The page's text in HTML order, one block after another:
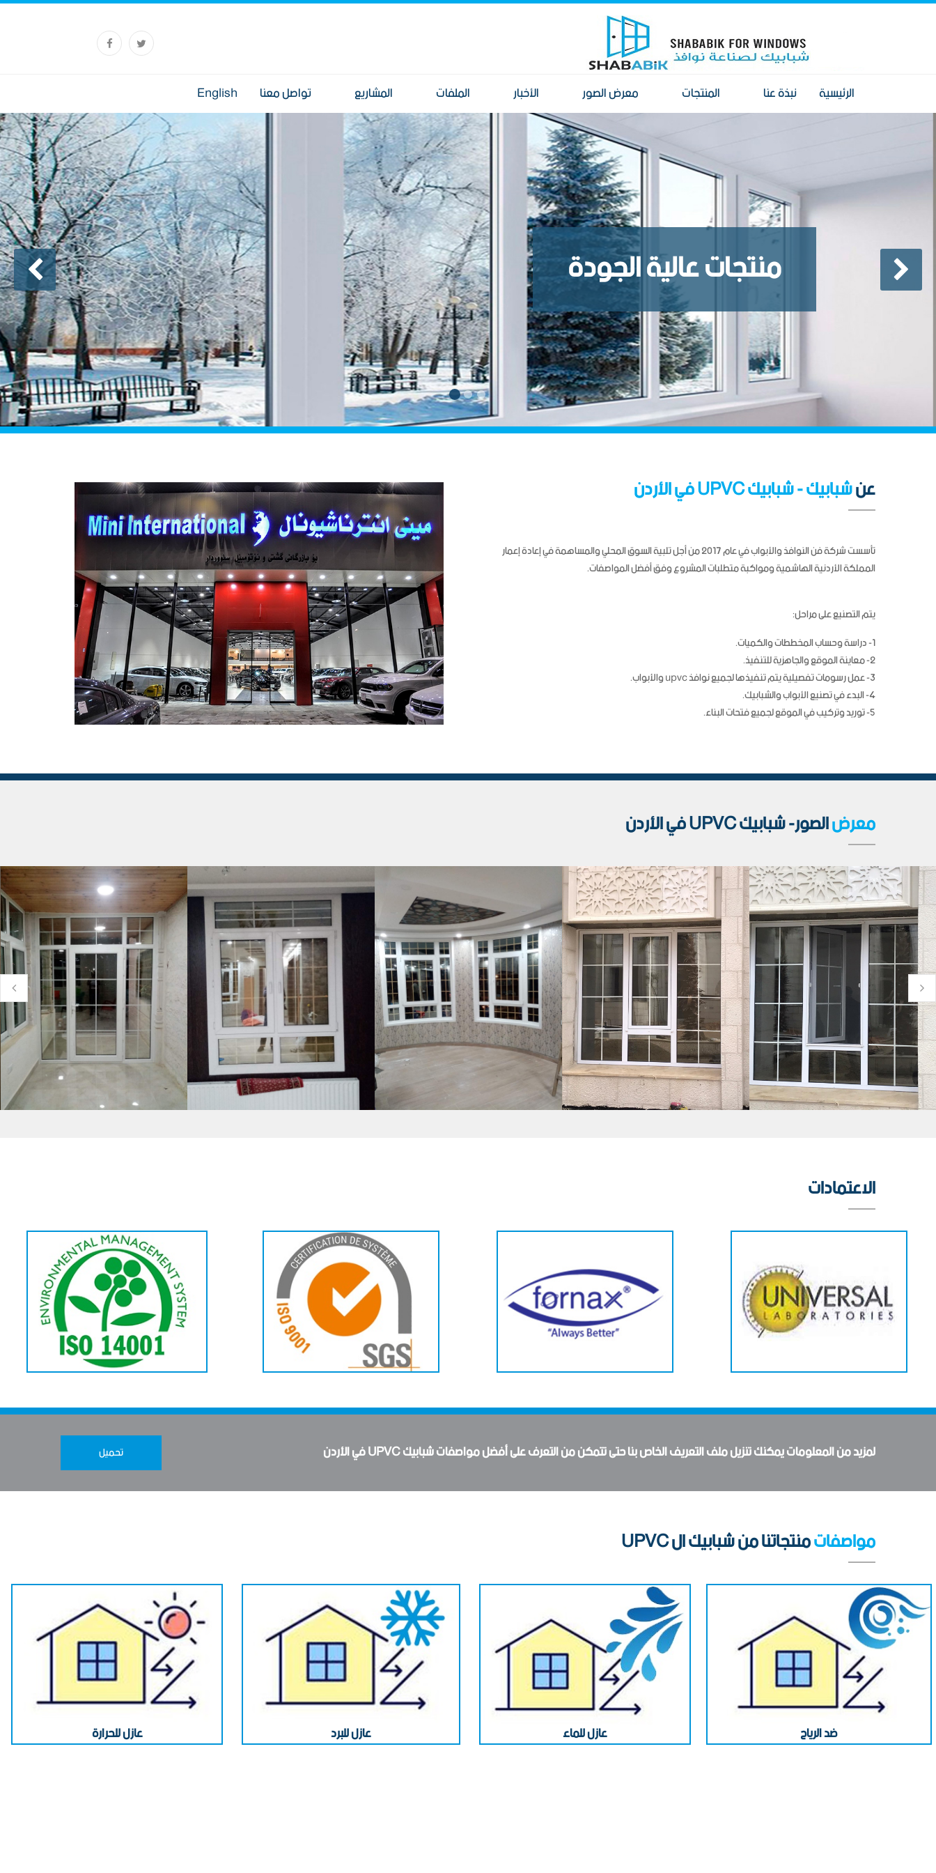
الرئيسية نبذة عنا المنتجات معرض الصور الأخبار الملفات المشاريع تواصل معنا English
منتجات عالية الجودة
عنشبابيك - شبابيك UPVC في الأردن
تأسست شركة فن النوافذ والأبواب في عام 2017 من أجل تلبية السوق المحلي والمساهمة في إعادة إعمار
المملكة الأردنية الهاشمية ومواكبة متطلبات المشروع وفق أفضل المواصفات.
يتم التصنيع على مراحل:
1- دراسة وحساب المخططات والكميات.
2- معاينة الموقع والجاهزية للتنفيذ.
3- عمل رسومات تفصيلية يتم تنفيذها لجميع نوافذ upvc والأبواب.
4- البدء في تصنيع الأبواب والشبابيك.
5- توريد وتركيب في الموقع لجميع فتحات البناء.
معرضالصور- شبابيك UPVC في الأردن
الاعتمادات
تحميل لمزيد من المعلومات يمكنك تنزيل ملف التعريف الخاص بنا حتى تتمكن من التعرف على أفضل مواصفات شبابيك UPVC في الأردن
مواصفاتمنتجاتنا من شبابيك ال UPVC
عازل للبرد عازل للماء ضد الرياح عازل للحرارة